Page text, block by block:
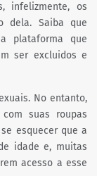
infelizmente, os
dela. Saiba que
plataforma que
ser excluidos e
No entanto,
suas roupas
esquecer que a
idade e, muitas
acesso a esse